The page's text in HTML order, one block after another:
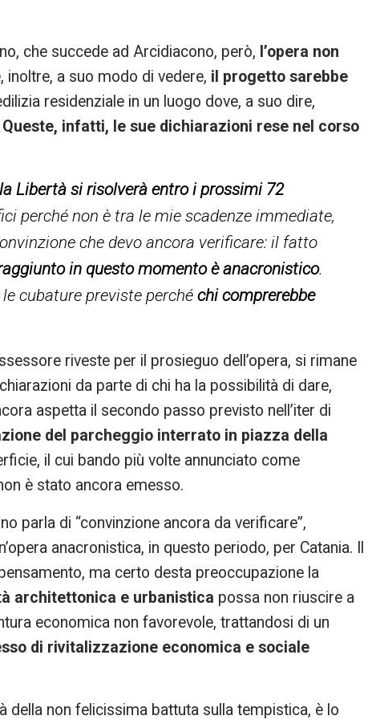
che succede ad Arcidiacono, però, l’opera non
inoltre, a suo modo di vedere, il progetto sarebbe
residenziale in un luogo dove, a suo dire,
Queste, infatti, le sue dichiarazioni rese nel corso
Libertà si risolverà entro i prossimi 72
perché non è tra le mie scadenze immediate,
che devo ancora verificare: il fatto
in questo momento è anacronistico.
cubature previste perché chi comprerebbe
riveste per il prosieguo dell’opera, si rimane
da parte di chi ha la possibilità di dare,
aspetta il secondo passo previsto nell’iter di
del parcheggio interrato in piazza della
il cui bando più volte annunciato come
è stato ancora emesso.
parla di “convinzione ancora da verificare”,
anacronistica, in questo periodo, per Catania. Il
ma certo desta preoccupazione la
architettonica e urbanistica possa non riuscire a
economica non favorevole, trattandosi di un
di rivitalizzazione economica e sociale
della non felicissima battuta sulla tempistica, è lo